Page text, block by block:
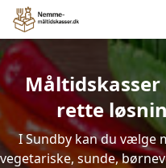
Måltidskasser
rette
I Sundby kan du vælge
vegetariske, sunde,